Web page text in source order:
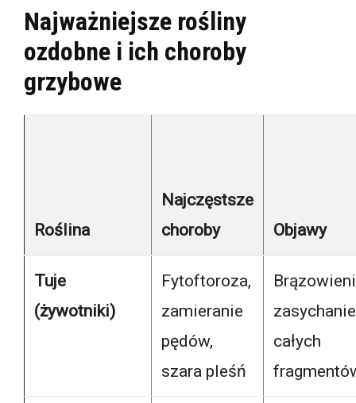
Najważniejsze rośliny
ozdobne i ich choroby
grzybowe
Roślina
Najczęstsze
choroby
Objawy
Tuje
(żywotniki)
Fytoftoroza,
zamieranie
pędów,
szara pleśń
zasychanie
całych